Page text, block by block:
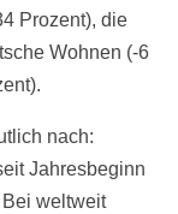
Prozent), die
Wohnen (-6
nach:
Jahresbeginn
weltweit